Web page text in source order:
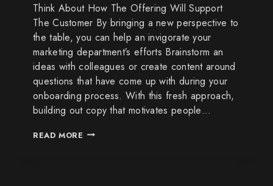
Think About How The Offering Will Support
The Customer By bringing a new perspective to
the table, you can help an invigorate your
marketing department’s efforts Brainstorm an
ideas with colleagues or create content around
questions that have come up with during your
onboarding process. With this fresh approach,
building out copy that motivates people…
READ MORE